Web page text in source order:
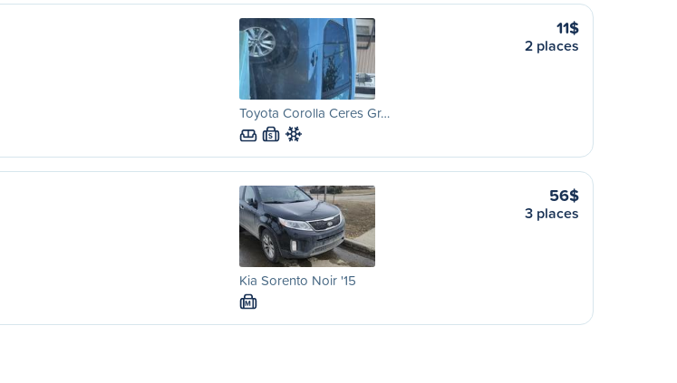
Toyota Corolla Ceres Gr…
S
11$
2 places
Kia Sorento Noir '15
M
56$
3 places